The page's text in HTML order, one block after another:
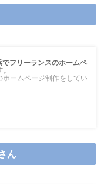
フリーランスのホームペ
ームページ制作をしてい
ん